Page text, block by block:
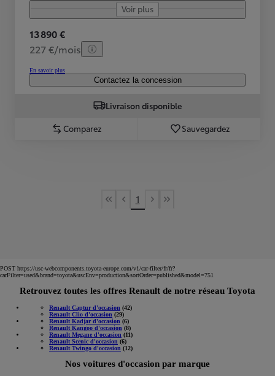
Voir plus
13 890 €
227 €/mois
En savoir plus
Contactez la concession
Livraison disponible
Comparez Sauvegardez
First Page
Previous page
1
Next page
Last Page
POST https://usc-webcomponents.toyota-europe.com/v1/car-filter/fr/fr?
carFilter=used&brand=toyota&uscEnv=production&sortOrder=published&model=751
Retrouvez toutes les offres Renault de notre réseau Toyota
Renault Captur d'occasion (42)
Renault Clio d'occasion (29)
Renault Kadjar d'occasion (6)
Renault Kangoo d'occasion (8)
Renault Megane d'occasion (11)
Renault Scenic d'occasion (6)
Renault Twingo d'occasion (12)
Nos voitures d'occasion par marque